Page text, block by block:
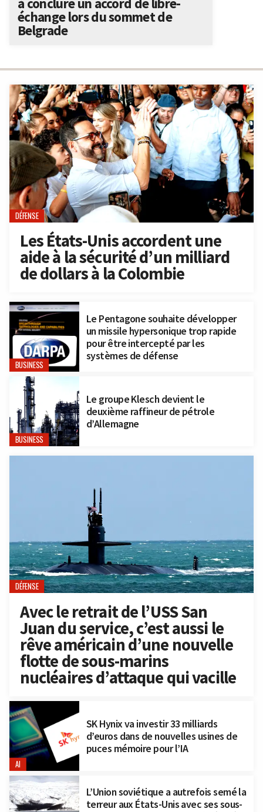
DÉFENSE
Les États-Unis accordent une
aide à la sécurité d’un milliard
de dollars à la Colombie
BUSINESS
Le Pentagone souhaite développer
un missile hypersonique trop rapide
pour être intercepté par les
systèmes de défense
BUSINESS
Le groupe Klesch devient le
deuxième raffineur de pétrole
d’Allemagne
DÉFENSE
Avec le retrait de l’USS San
Juan du service, c’est aussi le
rêve américain d’une nouvelle
flotte de sous-marins
nucléaires d’attaque qui vacille
AI
SK Hynix va investir 33 milliards
d’euros dans de nouvelles usines de
puces mémoire pour l’IA
L’Union soviétique a autrefois semé la
terreur aux États-Unis avec ses sous-
échange lors du sommet de
Belgrade